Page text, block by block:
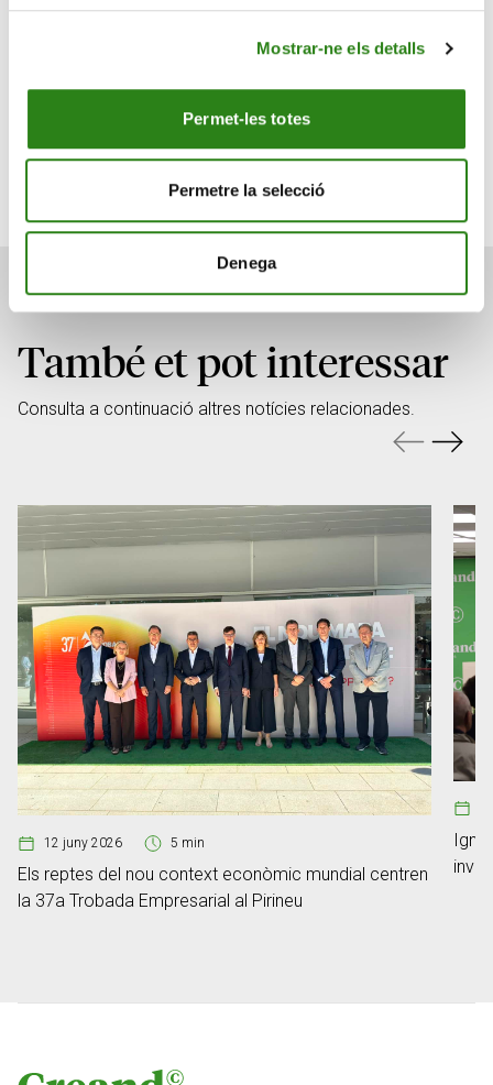
Mostrar-ne els detalls
Permet-les totes
Permetre la selecció
Denega
que encetin el projecte educatiu de la Fundació ONCA
Pròxims concerts familiars 2025
13 de desembre, seguint la mateixa línia temàtica de
respecte a la natura i el medi ambient.
També et pot interessar
Consulta a continuació altres notícies relacionades.
12 juny 2026 5 min
Els reptes del nou context econòmic mundial centren
la 37a Trobada Empresarial al Pirineu